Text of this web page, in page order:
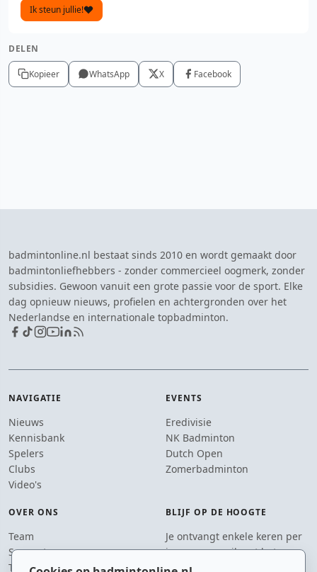
Ik steun jullie!
DELEN
Kopieer WhatsApp X Facebook
badmintonline.nl bestaat sinds 2010 en wordt gemaakt door
badmintonliefhebbers - zonder commercieel oogmerk, zonder
subsidies. Gewoon vanuit een grote passie voor de sport. Elke
dag opnieuw nieuws, profielen en achtergronden over het
Nederlandse en internationale topbadminton.
NAVIGATIE
Nieuws
Kennisbank
Spelers
Clubs
Video's
EVENTS
Eredivisie
NK Badminton
Dutch Open
Zomerbadminton
OVER ONS
Team
Supporters
Tip de redactie
BLIJF OP DE HOOGTE
Je ontvangt enkele keren per
jaar een e-mail met het
laatste badmintonnieuws.